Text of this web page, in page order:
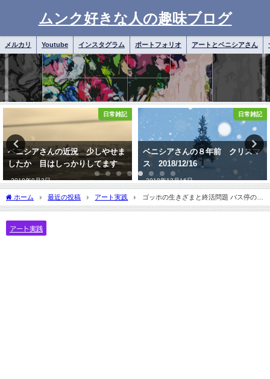
ムンク好きな人の趣味ブログ
メルカリ Youtube インスタグラム ポートフォリオ アートとベニシアさん
日常雑記
ベニシアさんの８年前 クリスマ
ス 2018/12/16
2018年12月16日
アートとベニシアさん
ベニシアさんの近況は気になりま
すが
2021年7月24日
ホーム 最近の投稿 アート実践
ゴッホの生きざまと終活問題 バス停のあ
る群像⑤
アート実践